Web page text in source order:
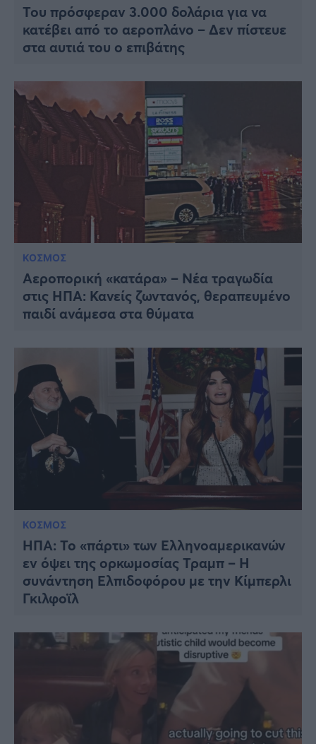
Του πρόσφεραν 3.000 δολάρια για να
κατέβει από το αεροπλάνο – Δεν πίστευε
στα αυτιά του ο επιβάτης
ΚΟΣΜΟΣ
Αεροπορική «κατάρα» – Νέα τραγωδία
στις ΗΠΑ: Κανείς ζωντανός, θεραπευμένο
παιδί ανάμεσα στα θύματα
ΚΟΣΜΟΣ
HΠΑ: Το «πάρτι» των Ελληνοαμερικανών
εν όψει της ορκωμοσίας Τραμπ – Η
συνάντηση Ελπιδοφόρου με την Κίμπερλι
Γκιλφοϊλ